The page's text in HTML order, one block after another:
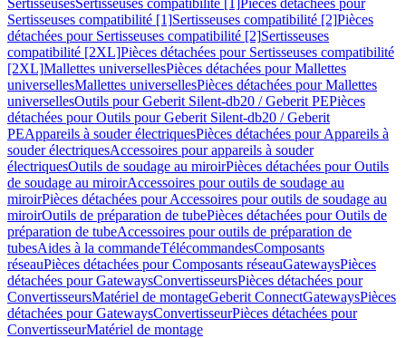
SertisseusesSertisseuses compatibilité [1]Pièces détachées pour
Sertisseuses compatibilité [1]Sertisseuses compatibilité [2]Pièces
détachées pour Sertisseuses compatibilité [2]Sertisseuses
compatibilité [2XL]Pièces détachées pour Sertisseuses compatibilité
[2XL]Mallettes universellesPièces détachées pour Mallettes
universellesMallettes universellesPièces détachées pour Mallettes
universellesOutils pour Geberit Silent-db20 / Geberit PEPièces
détachées pour Outils pour Geberit Silent-db20 / Geberit
PEAppareils à souder électriquesPièces détachées pour Appareils à
souder électriquesAccessoires pour appareils à souder
électriquesOutils de soudage au miroirPièces détachées pour Outils
de soudage au miroirAccessoires pour outils de soudage au
miroirPièces détachées pour Accessoires pour outils de soudage au
miroirOutils de préparation de tubePièces détachées pour Outils de
préparation de tubeAccessoires pour outils de préparation de
tubesAides à la commandeTélécommandesComposants
réseauPièces détachées pour Composants réseauGatewaysPièces
détachées pour GatewaysConvertisseursPièces détachées pour
ConvertisseursMatériel de montageGeberit ConnectGatewaysPièces
détachées pour GatewaysConvertisseurPièces détachées pour
ConvertisseurMatériel de montage